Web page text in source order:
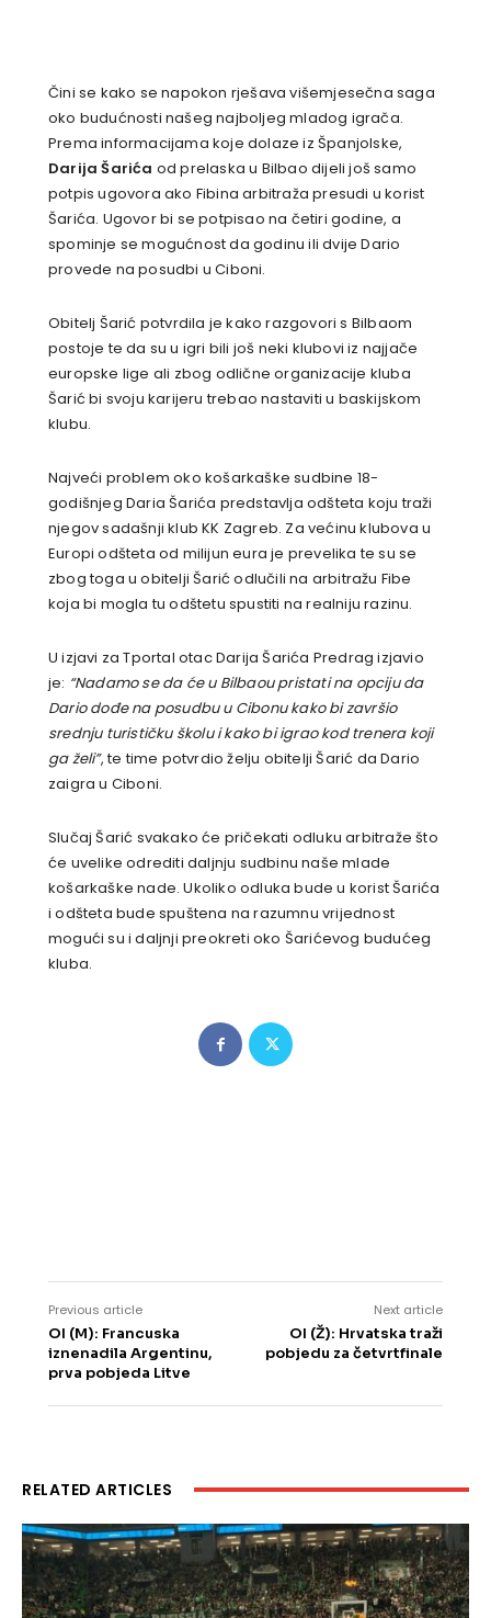
Čini se kako se napokon rješava višemjesečna saga
oko budućnosti našeg najboljeg mladog igrača.
Prema informacijama koje dolaze iz Španjolske,
Darija Šarića od prelaska u Bilbao dijeli još samo
potpis ugovora ako Fibina arbitraža presudi u korist
Šarića. Ugovor bi se potpisao na četiri godine, a
spominje se mogućnost da godinu ili dvije Dario
provede na posudbi u Ciboni.
Obitelj Šarić potvrdila je kako razgovori s Bilbaom
postoje te da su u igri bili još neki klubovi iz najjače
europske lige ali zbog odlične organizacije kluba
Šarić bi svoju karijeru trebao nastaviti u baskijskom
klubu.
Najveći problem oko košarkaške sudbine 18-
godišnjeg Daria Šarića predstavlja odšteta koju traži
njegov sadašnji klub KK Zagreb. Za većinu klubova u
Europi odšteta od milijun eura je prevelika te su se
zbog toga u obitelji Šarić odlučili na arbitražu Fibe
koja bi mogla tu odštetu spustiti na realniju razinu.
U izjavi za Tportal otac Darija Šarića Predrag izjavio
je: “Nadamo se da će u Bilbaou pristati na opciju da
Dario dođe na posudbu u Cibonu kako bi završio
srednju turističku školu i kako bi igrao kod trenera koji
ga želi”, te time potvrdio želju obitelji Šarić da Dario
zaigra u Ciboni.
Slučaj Šarić svakako će pričekati odluku arbitraže što
će uvelike odrediti daljnju sudbinu naše mlade
košarkaške nade. Ukoliko odluka bude u korist Šarića
i odšteta bude spuštena na razumnu vrijednost
mogući su i daljnji preokreti oko Šarićevog budućeg
kluba.
Previous article
OI (M): Francuska
iznenadila Argentinu,
prva pobjeda Litve
Next article
OI (Ž): Hrvatska traži
pobjedu za četvrtfinale
RELATED ARTICLES